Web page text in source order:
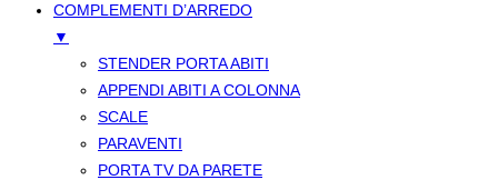
COMPLEMENTI D’ARREDO
▼
STENDER PORTA ABITI
APPENDI ABITI A COLONNA
SCALE
PARAVENTI
PORTA TV DA PARETE